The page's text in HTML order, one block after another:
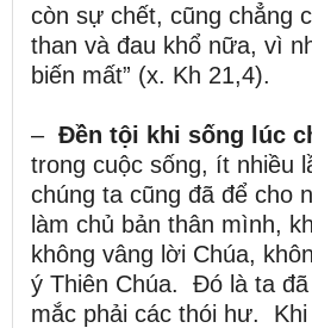
còn sự chết, cũng chẳng
than và đau khổ nữa, vì
biến mất” (x. Kh 21,4).
– Đền tội khi sống lúc
trong cuộc sống, ít nhiều
chúng ta cũng đã để cho
làm chủ bản thân mình,
không vâng lời Chúa,
ý Thiên Chúa. Đó là ta
mắc phải các thói hư. Khi